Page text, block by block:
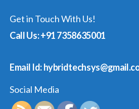
Get in Touch With Us!
Call Us: +91 7358635001
Email Id:
Social Media